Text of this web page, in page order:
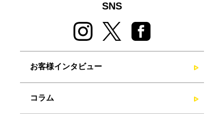
SNS
お客様インタビュー
コラム